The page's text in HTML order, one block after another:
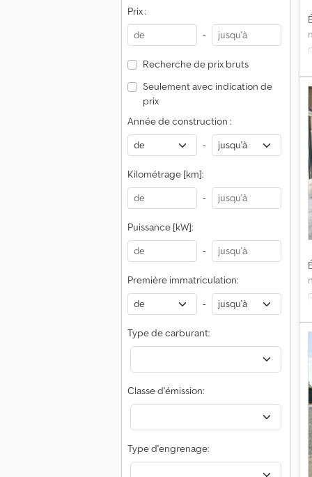
Prix :
-
Recherche de prix bruts
Seulement avec indication de
prix
Année de construction :
-
Kilométrage [km]:
-
Puissance [kW]:
-
Première immatriculation:
-
Type de carburant:
Classe d'émission:
Type d'engrenage: